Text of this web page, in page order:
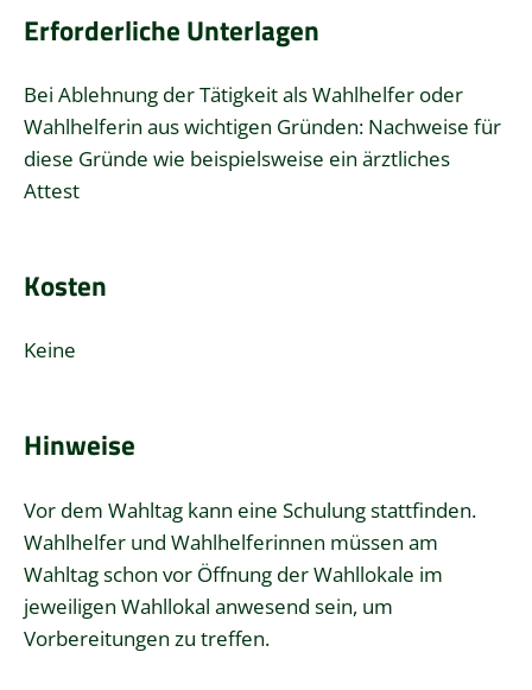
Erforderliche Unterlagen
Bei Ablehnung der Tätigkeit als Wahlhelfer oder
Wahlhelferin aus wichtigen Gründen: Nachweise für
diese Gründe wie beispielsweise ein ärztliches
Attest
Kosten
Keine
Hinweise
Vor dem Wahltag kann eine Schulung stattfinden.
Wahlhelfer und Wahlhelferinnen müssen am
Wahltag schon vor Öffnung der Wahllokale im
jeweiligen Wahllokal anwesend sein, um
Vorbereitungen zu treffen.